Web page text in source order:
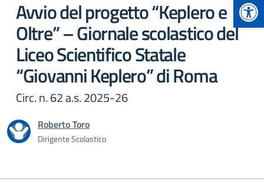
Avvio del progetto “Keplero e
Oltre” – Giornale scolastico del
Liceo Scientifico Statale
“Giovanni Keplero” di Roma
Circ. n. 62 a.s. 2025-26
Roberto Toro
Dirigente Scolastico